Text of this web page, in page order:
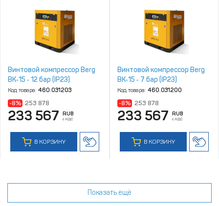
Винтовой компрессор Berg
ВК‑15 ‑ 12 бар (IP23)
Код товара: 460.031203
-8% 253 878
233 567 RUB
с НДС
В КОРЗИНУ
Винтовой компрессор Berg
ВК‑15 ‑ 7 бар (IP23)
Код товара: 460.031200
-8% 253 878
233 567 RUB
с НДС
В КОРЗИНУ
Показать ещё